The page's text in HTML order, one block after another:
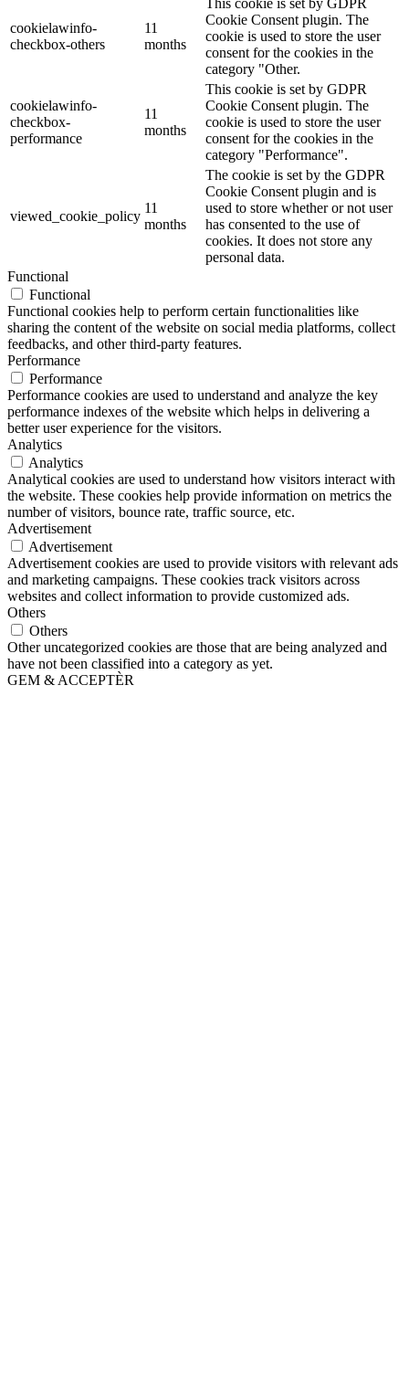
cookielawinfo-
checkbox-others
11
months
This cookie is set by GDPR
Cookie Consent plugin. The
cookie is used to store the user
consent for the cookies in the
category "Other.
cookielawinfo-
checkbox-
performance
11
months
This cookie is set by GDPR
Cookie Consent plugin. The
cookie is used to store the user
consent for the cookies in the
category "Performance".
viewed_cookie_policy
11
months
The cookie is set by the GDPR
Cookie Consent plugin and is
used to store whether or not user
has consented to the use of
cookies. It does not store any
personal data.
Functional
Functional
Functional cookies help to perform certain functionalities like
sharing the content of the website on social media platforms, collect
feedbacks, and other third-party features.
Performance
Performance
Performance cookies are used to understand and analyze the key
performance indexes of the website which helps in delivering a
better user experience for the visitors.
Analytics
Analytics
Analytical cookies are used to understand how visitors interact with
the website. These cookies help provide information on metrics the
number of visitors, bounce rate, traffic source, etc.
Advertisement
Advertisement
Advertisement cookies are used to provide visitors with relevant ads
and marketing campaigns. These cookies track visitors across
websites and collect information to provide customized ads.
Others
Others
Other uncategorized cookies are those that are being analyzed and
have not been classified into a category as yet.
GEM & ACCEPTÈR